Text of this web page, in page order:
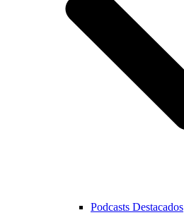
Podcasts Destacados